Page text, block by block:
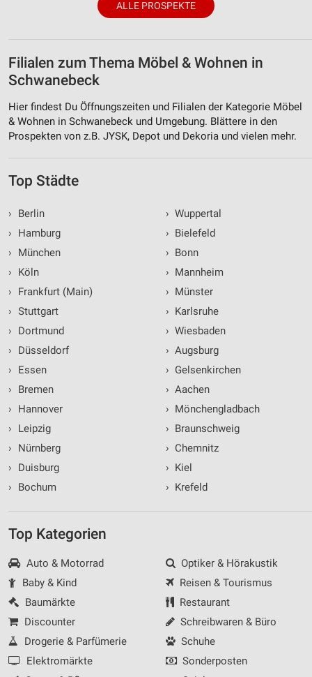
ALLE PROSPEKTE
Filialen zum Thema Möbel & Wohnen in
Schwanebeck
Hier findest Du Öffnungszeiten und Filialen der Kategorie Möbel
& Wohnen in Schwanebeck und Umgebung. Blättere in den
Prospekten von z.B. JYSK, Depot und Dekoria und vielen mehr.
Top Städte
›
Berlin
›
Hamburg
›
München
›
Köln
›
Frankfurt (Main)
› Stuttgart
›
Dortmund
›
Düsseldorf
›
Essen
›
Bremen
›
Hannover
›
Leipzig
›
Nürnberg
›
Duisburg
›
Bochum
› Wuppertal
› Bielefeld
› Bonn
› Mannheim
› Münster
› Karlsruhe
› Wiesbaden
› Augsburg
› Gelsenkirchen
› Aachen
› Mönchengladbach
› Braunschweig
› Chemnitz
› Kiel
› Krefeld
Top Kategorien
Auto & Motorrad
Baby & Kind
Baumärkte
Discounter
Drogerie & Parfümerie
Elektromärkte
Optiker & Hörakustik
Reisen & Tourismus
Restaurant
Schreibwaren & Büro
Schuhe
Sonderposten